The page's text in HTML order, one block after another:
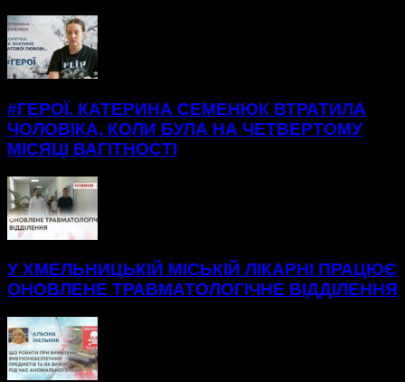
#ГЕРОЇ. КАТЕРИНА СЕМЕНЮК ВТРАТИЛА
ЧОЛОВІКА, КОЛИ БУЛА НА ЧЕТВЕРТОМУ
МІСЯЦІ ВАГІТНОСТІ
У ХМЕЛЬНИЦЬКІЙ МІСЬКІЙ ЛІКАРНІ ПРАЦЮЄ
ОНОВЛЕНЕ ТРАВМАТОЛОГІЧНЕ ВІДДІЛЕННЯ